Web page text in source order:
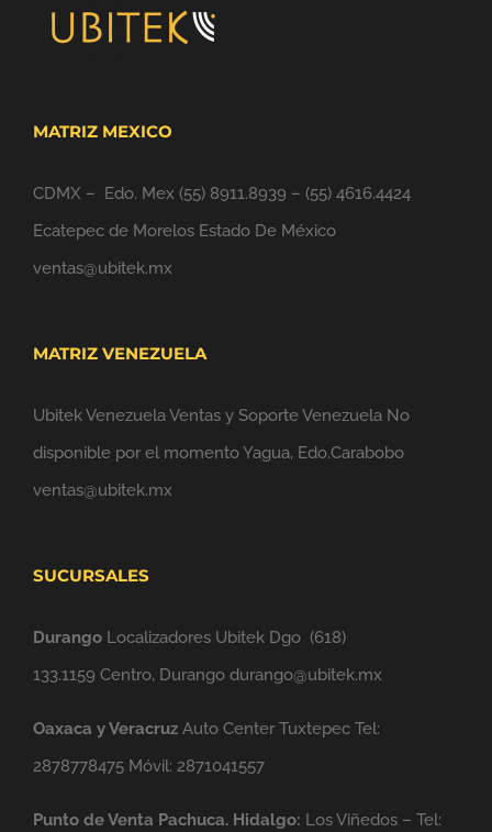
MATRIZ MEXICO
CDMX – Edo. Mex (55) 8911.8939 – (55) 4616.4424
Ecatepec de Morelos Estado De México
ventas@ubitek.mx
MATRIZ VENEZUELA
Ubitek Venezuela Ventas y Soporte Venezuela No
disponible por el momento Yagua, Edo.Carabobo
ventas@ubitek.mx
SUCURSALES
Durango Localizadores Ubitek Dgo (618)
133.1159 Centro, Durango durango@ubitek.mx
Oaxaca y Veracruz Auto Center Tuxtepec Tel:
2878778475 Móvil: 2871041557
Punto de Venta Pachuca. Hidalgo: Los Viñedos – Tel: